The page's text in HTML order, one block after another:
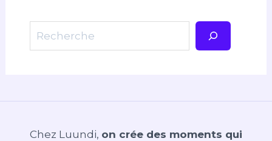
Rechercher
Chez Luundi, on crée des moments qui